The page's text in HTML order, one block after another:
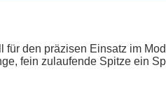
den präzisen Einsatz im
fein zulaufende Spitze ein